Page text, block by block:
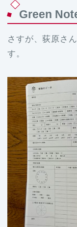
Green
さすが、荻原さ
す。